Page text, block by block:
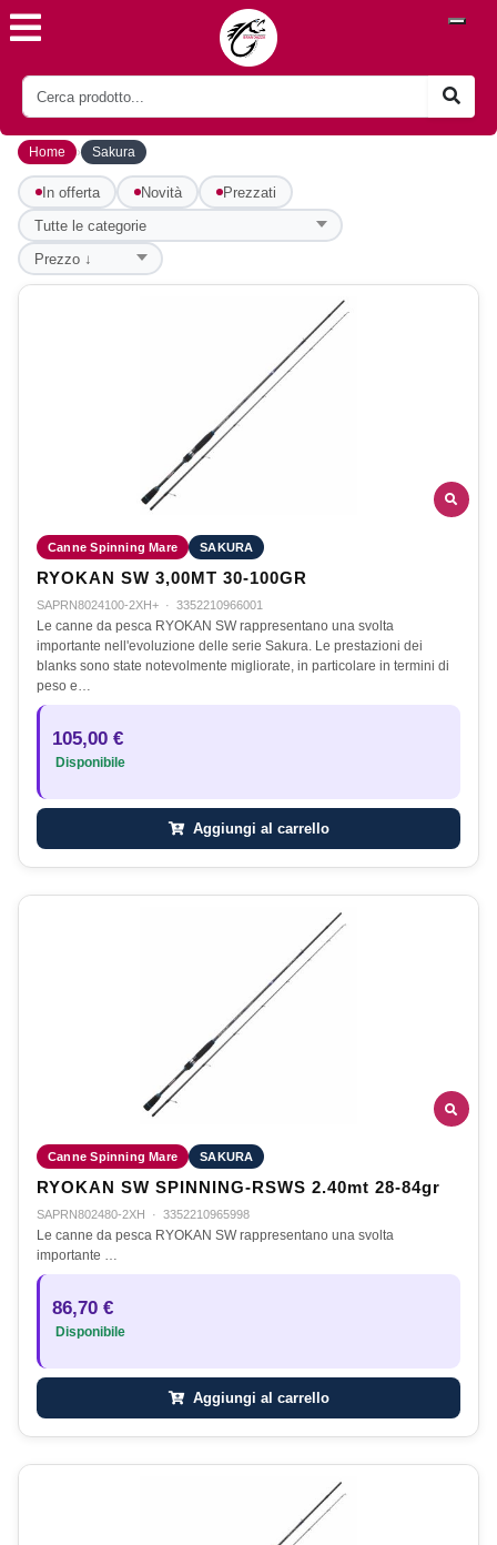
Home › Sakura
In offerta Novità Prezzati
Canne Spinning Mare SAKURA
RYOKAN SW 3,00MT 30-100GR
SAPRN8024100-2XH+ · 3352210966001
Le canne da pesca RYOKAN SW rappresentano una svolta
importante nell'evoluzione delle serie Sakura. Le prestazioni dei
blanks sono state notevolmente migliorate, in particolare in termini di
peso e…
105,00 €
Disponibile
Aggiungi al carrello
Canne Spinning Mare SAKURA
RYOKAN SW SPINNING-RSWS 2.40mt 28-84gr
SAPRN802480-2XH · 3352210965998
Le canne da pesca RYOKAN SW rappresentano una svolta
importante …
86,70 €
Disponibile
Aggiungi al carrello